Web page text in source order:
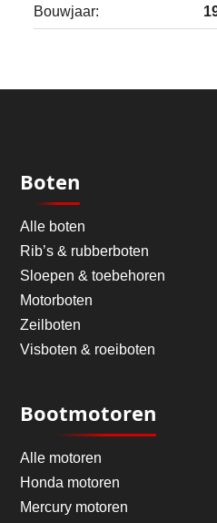
Bouwjaar:
Boten
Alle boten
Rib’s & rubberboten
Sloepen & toebehoren
Motorboten
Zeilboten
Visboten & roeiboten
Bootmotoren
Alle motoren
Honda motoren
Mercury motoren